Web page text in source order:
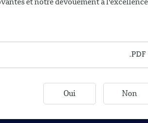
et notre dévouement à
Oui Non